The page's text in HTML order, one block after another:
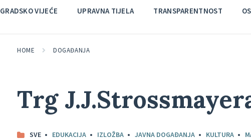
GRADSKO VIJEĆE UPRAVNA TIJELA TRANSPARENTNOST
HOME DOGAĐANJA
Trg
SVE EDUKACIJA IZLOŽBA JAVNA DOGAĐANJA KULTURA